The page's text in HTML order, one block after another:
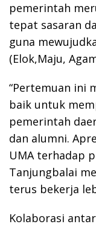
pemerintah
tepat sasaran
guna
(Elok,Maju,
“Pertemuan ini
baik untuk
pemerintah
dan alumni.
UMA terhadap
Tanjungbalai
terus bekerja
Kolaborasi